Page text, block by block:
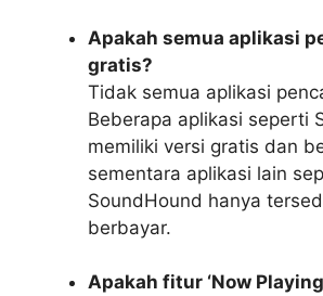
Apakah semua aplikasi
gratis?
Tidak semua aplikasi
Beberapa aplikasi seperti
memiliki versi gratis dan
sementara aplikasi lain
SoundHound hanya
berbayar.
Apakah fitur ‘Now